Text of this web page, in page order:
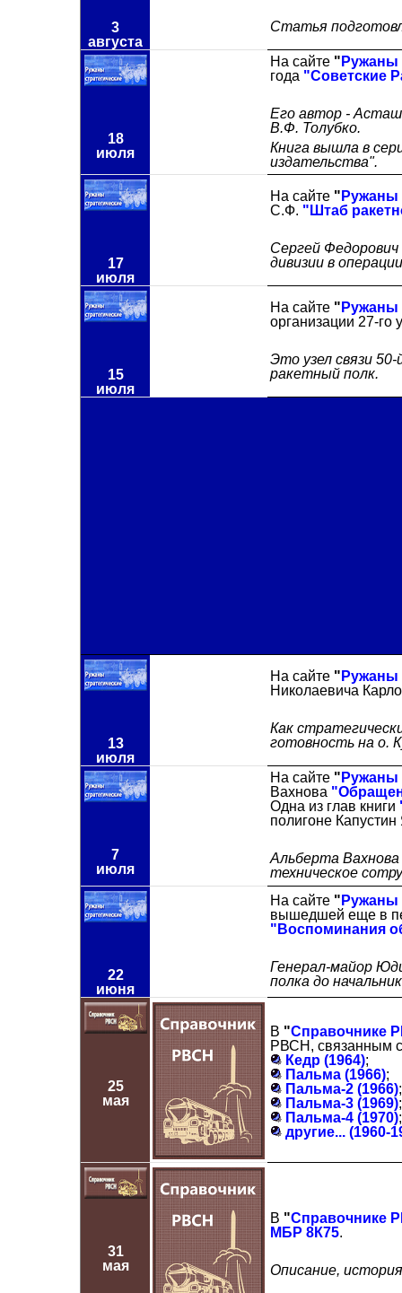
3
августа
Статья
18
июля
На сайте " Ружаны
года "Советские
Его автор -
В.Ф. Толубко.
Книга вышла в
издательства".
17
июля
На сайте " Ружаны
С.Ф. "Штаб
Сергей Федорович
дивизии в
15
июля
На сайте " Ружаны
организации 27-го
Это узел связи
ракетный полк.
13
июля
На сайте " Ружаны
Николаевича
Как
готовность на о.
7
июля
На сайте " Ружаны
Вахнова
Одна из глав книги
полигоне
Альберта
техническое
22
июня
На сайте " Ружаны
вышедшей еще в
"Воспоминания
Генерал-майор
полка до
25
мая
В "Справочнике
РВСН, связанным
Кедр (1964);
Пальма (1966);
Пальма-2 (1966);
Пальма-3 (1969);
Пальма-4 (1970);
другие... (1960-
31
мая
В "Справочнике
МБР 8К75.
Описание,